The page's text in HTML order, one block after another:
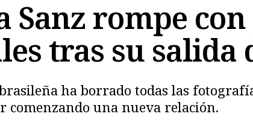
Sanz rompe
tras su salida
ha borrado todas las
comenzando una nueva relación.